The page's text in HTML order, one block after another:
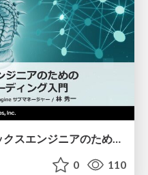
【CEDEC2026】グラフィックスエンジニアのためのニューラルシェーディング入門
0 110